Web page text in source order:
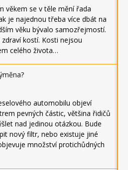
věkem se v těle mění řada
je najednou třeba více dbát na
věku bývalo samozřejmostí.
kostí. Kosti nejsou
celého života…
automobilu objeví
pevných částic, většina řidičů
nad jedinou otázkou. Bude
nový filtr, nebo existuje jiné
množství protichůdných